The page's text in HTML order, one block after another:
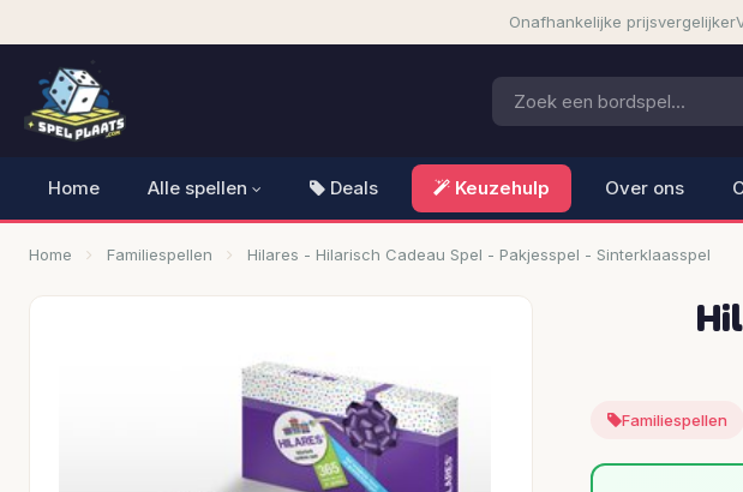
Onafhankelijke prijsvergelijker
Home Alle spellen Deals Keuzehulp Over ons
Home Familiespellen Hilares - Hilarisch Cadeau Spel - Pakjesspel - Sinterklaasspel
Familiespellen